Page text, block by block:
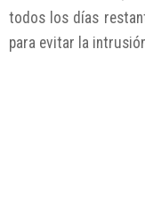
todos los días
para evitar la